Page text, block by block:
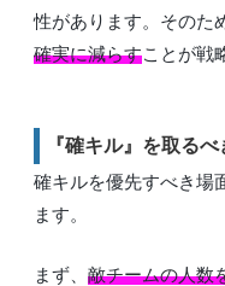
性があります。そのた
確実に減らすことが戦
『確キル』を取る
確キルを優先すべき場
ます。
まず、 敵チームの人数